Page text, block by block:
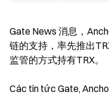
Gate News 消息，
链的支持，率先推出
监管的方式持有TRX。
Các tin tức Gate,